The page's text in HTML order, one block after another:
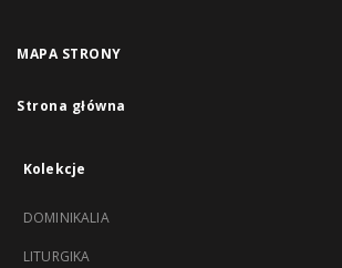
MAPA STRONY
Strona główna
Kolekcje
DOMINIKALIA
LITURGIKA